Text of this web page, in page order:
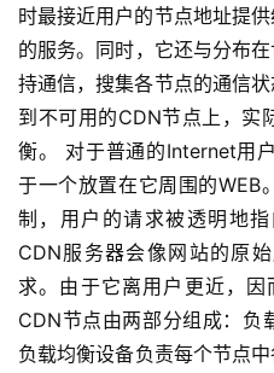
公
告
问
答
社
区
优
速
盾
登录
时最接近用户的节点地址提
的服务。同时，它还与分布
持通信，搜集各节点的通信
到不可用的CDN节点上，实
衡。 对于普通的Internet用
于一个放置在它周围的WEB
制，用户的请求被透明地
CDN服务器会像网站的原
求。由于它离用户更近，
CDN节点由两部分组成：负
负载均衡设备负责每个节点